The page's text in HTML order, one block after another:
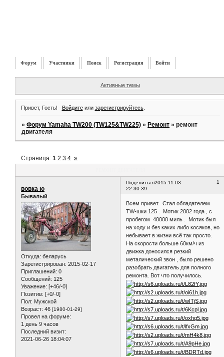
Форум Участники Поиск Регистрация Войти
Активные темы
Привет, Гость! Войдитеили зарегистрируйтесь.
»Форум Yamaha TW200 (TW125&TW225) »Ремонт »ремонт
двигателя
Страница:1 2 3 4 »
Поделиться 1
2015-11-03
22:30:39
вовка ю
Бывалый
Откуда: беларусь
Зарегистрирован: 2015-02-17
Приглашений: 0
Сообщений: 125
Уважение: [+46/-0]
Позитив: [+0/-0]
Пол: Мужской
Возраст: 46 [1980-01-29]
Провел на форуме:
1 день 9 часов
Последний визит:
2021-06-26 18:04:07
Всем привет. Стал обладателем
TW-шки 125 . Мотик 2002 года , с
пробегом 40000 миль . Мотик был
на ходу и без каких либо косяков, но
небывает в жизни всё так просто.
На скорости больше 60км/ч из
движка доносился резкий
металический звон , было решено
разобрать двигатель для полного
ремонта. Вот что получилось.